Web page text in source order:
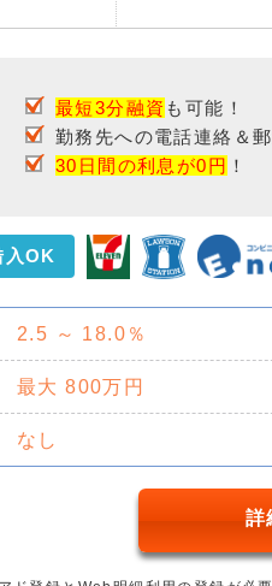
最短3分融資 も可能！
勤務先への電話連絡＆
30日間の利息が0円 ！
入OK
2.5 ～ 18.0％
最大 800万円
なし
詳